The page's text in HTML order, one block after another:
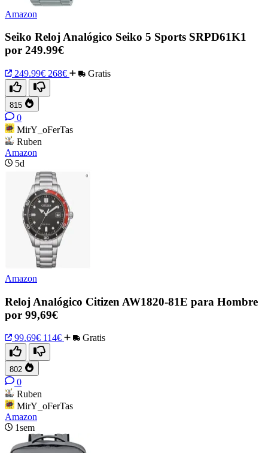
Amazon
Seiko Reloj Analógico Seiko 5 Sports SRPD61K1
por 249.99€
249.99€ 268€ Gratis
815
0
MirY_oFerTas
Ruben
Amazon
5d
Amazon
Reloj Analógico Citizen AW1820-81E para Hombre
por 99,69€
99.69€ 114€ Gratis
802
0
Ruben
MirY_oFerTas
Amazon
1sem